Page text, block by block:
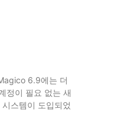
6.9에는 더
정이 필요 없는 새
스템이 도입되었